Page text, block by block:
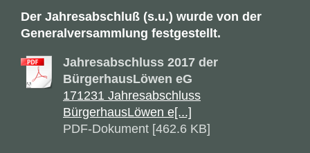
Der Jahresabschluß (s.u.) wurde von der
Generalversammlung festgestellt.
Jahresabschluss 2017 der
BürgerhausLöwen eG
171231 Jahresabschluss
BürgerhausLöwen e[...]
PDF-Dokument [462.6 KB]